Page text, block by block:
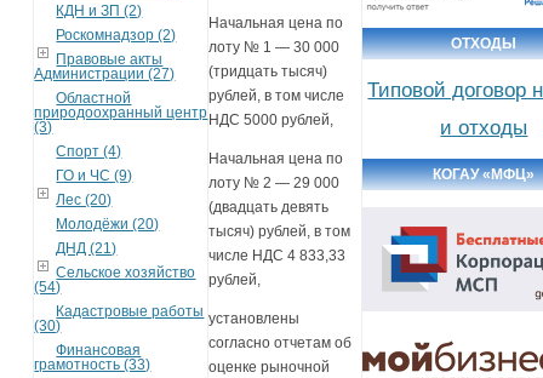
КДН и ЗП (2)
Роскомнадзор (2)
Правовые акты
Администрации (27)
Областной
природоохранный центр
(3)
Спорт (4)
ГО и ЧС (9)
Лес (20)
Молодёжи (20)
ДНД (21)
Сельское хозяйство
(54)
Кадастровые работы
(30)
Финансовая
грамотность (33)
Начальная цена по
лоту № 1 — 30 000
(тридцать тысяч)
рублей, в том числе
НДС 5000 рублей,
Начальная цена по
лоту № 2 — 29 000
(двадцать девять
тысяч) рублей, в том
числе НДС 4 833,33
рублей,
установлены
согласно отчетам об
оценке рыночной
ОТХОДЫ
Типовой договор
и отходы
КОГАУ «МФЦ»